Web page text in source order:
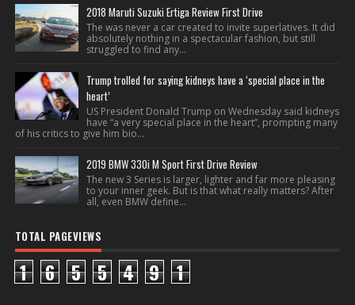
2018 Maruti Suzuki Ertiga Review First Drive
The was never a car created to invite superlatives. It did
absolutely nothing in a spectacular fashion, but still
struggled to find any...
Trump trolled for saying kidneys have a ‘special place in the
heart’
US President Donald Trump on Wednesday said kidneys
have “a very special place in the heart”, prompting many
of his critics to give him bio...
2019 BMW 330i M Sport First Drive Review
The new 3 Series is larger, lighter and far more pleasing
to your inner geek. But is that what really matters? After
all, even BMW define...
TOTAL PAGEVIEWS
1 6 5 5 4 9 1